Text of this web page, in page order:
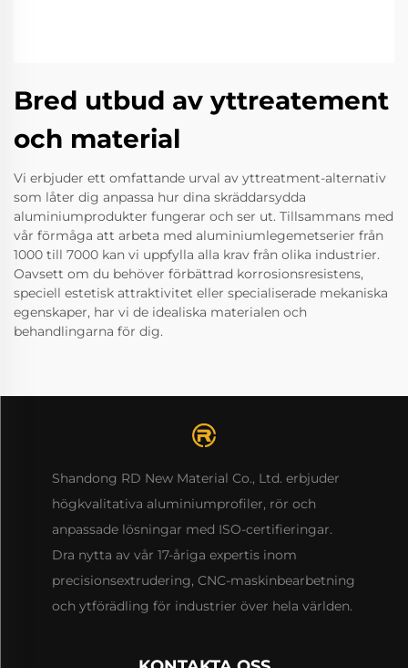
Bred utbud av yttreatement
och material
Vi erbjuder ett omfattande urval av yttreatment-alternativ
som låter dig anpassa hur dina skräddarsydda
aluminiumprodukter fungerar och ser ut. Tillsammans med
vår förmåga att arbeta med aluminiumlegemetserier från
1000 till 7000 kan vi uppfylla alla krav från olika industrier.
Oavsett om du behöver förbättrad korrosionsresistens,
speciell estetisk attraktivitet eller specialiserade mekaniska
egenskaper, har vi de idealiska materialen och
behandlingarna för dig.
Shandong RD New Material Co., Ltd. erbjuder
högkvalitativa aluminiumprofiler, rör och
anpassade lösningar med ISO-certifieringar.
Dra nytta av vår 17-åriga expertis inom
precisionsextrudering, CNC-maskinbearbetning
och ytförädling för industrier över hela världen.